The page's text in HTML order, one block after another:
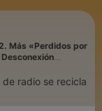
Más «Perdidos por
Desconexión